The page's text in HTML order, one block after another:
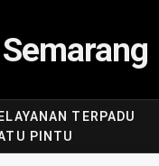
TERPADU
PINTU